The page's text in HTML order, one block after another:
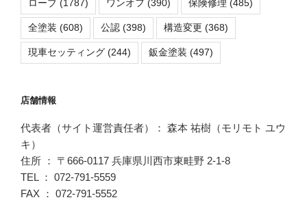
ローブ (1787) ワンオフ (390) 保険修理 (485)
全塗装 (608) 公認 (398) 構造変更 (368)
現車セッティング (244) 鈑金塗装 (497)
店舗情報
代表者（サイト運営責任者）： 森本 祐樹（モリモト ユウ
キ）
住所 ： 〒666-0117 兵庫県川西市東畦野 2-1-8
TEL ： 072-791-5559
FAX ： 072-791-5552